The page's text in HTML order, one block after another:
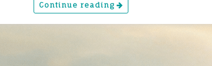
Continue reading